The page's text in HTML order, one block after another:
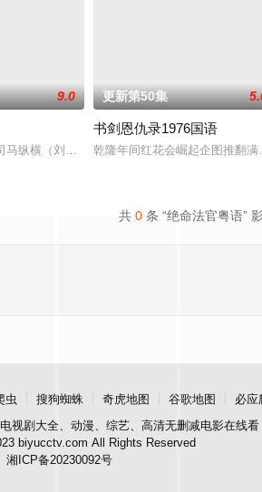
外为曹植（马浚伟 饰）救于曹丕
9.0
马纵横（刘江）与洪震（罗乐林）决战，横打败
更新第50集
书剑恩仇录1976国语
乾隆年间红花会崛起企图推翻满
共 0 条 “绝命法官粤语”
虫 搜狗蜘蛛 奇虎地图 谷歌地图
必应
视剧大全、动漫、综艺、高清无删减电影在线看
biyucctv.com All Rights Reserved
湘ICP备20230092号